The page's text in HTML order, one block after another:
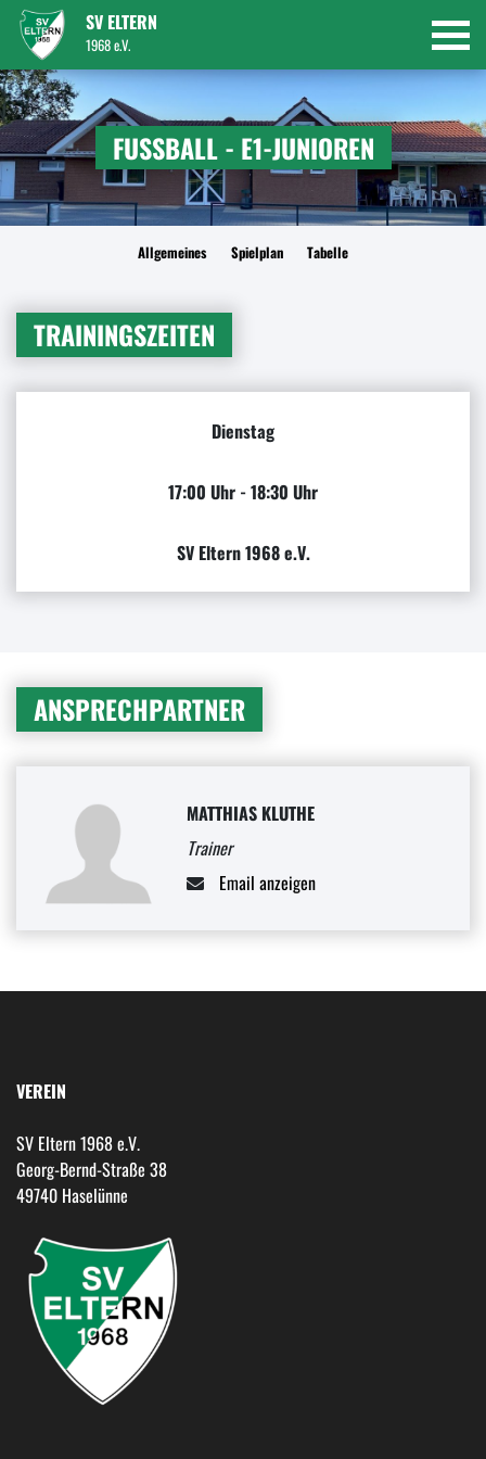
SV ELTERN
1968 e.V.
FUSSBALL - E1-JUNIOREN
Allgemeines Spielplan Tabelle
TRAININGSZEITEN
Dienstag
17:00 Uhr - 18:30 Uhr
SV Eltern 1968 e.V.
ANSPRECHPARTNER
MATTHIAS KLUTHE
Trainer
Email anzeigen
VEREIN
SV Eltern 1968 e.V.
Georg-Bernd-Straße 38
49740 Haselünne